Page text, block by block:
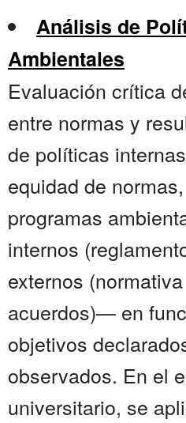
Análisis de
Ambientales
Evaluación crítica
entre normas y
de políticas
equidad de
programas
internos
externos
acuerdos)— en
objetivos
observados. En el
universitario, se